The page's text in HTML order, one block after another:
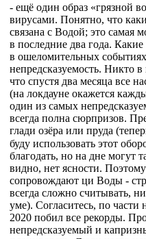
- ещё один образ «грязной
вирусами. Понятно, что
связана с Водой; это самая
в последние два года.
в ошеломительных
непредсказуемость. Никто в
что спустя два месяца все
(на локдауне окажется
один из самых
всегда полна сюрпризов.
глади озёра или пруда
буду использовать этот
благодать, но на дне могут
видно, нет ясности.
сопровождают ци Воды -
всегда сложно считывать,
уме). Согласитесь, по
2020 побил все рекорды.
непредсказуемый и